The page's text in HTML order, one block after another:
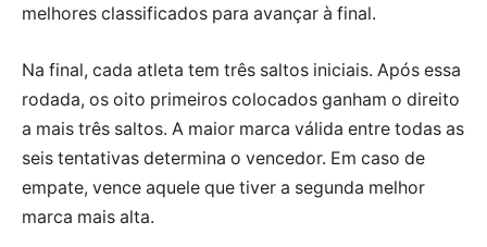
melhores classificados para avançar à final.
Na final, cada atleta tem três saltos iniciais. Após essa
rodada, os oito primeiros colocados ganham o direito
a mais três saltos. A maior marca válida entre todas as
seis tentativas determina o vencedor. Em caso de
empate, vence aquele que tiver a segunda melhor
marca mais alta.